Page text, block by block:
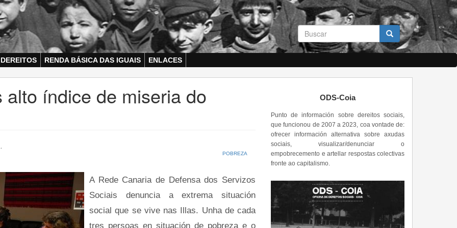
Formulario
de
busca
Buscar
RENDA BÁSICA DAS IGUAIS ENLACES
índice de miseria do
POBREZA
A Rede Canaria de Defensa dos Servizos
Sociais denuncia a extrema situación
social que se vive nas Illas. Unha de cada
tres persoas en situación de pobreza e o
ODS-Coia
Punto de información sobre dereitos sociais,
que funcionou de 2007 a 2023, coa vontade de:
ofrecer información alternativa sobre axudas
sociais, visualizar/denunciar o
empobrecemento e artellar respostas colectivas
fronte ao capitalismo.